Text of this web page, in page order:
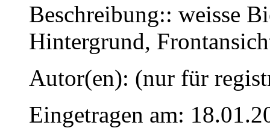
Beschreibung:: weisse
Hintergrund,
Autor(en): (nur für
Eingetragen am: